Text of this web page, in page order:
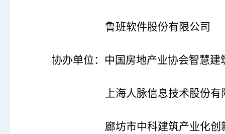
鲁班软件股份有限公司
协办单位：中国房地产业协会智慧建
上海人脉信息技术股份有
廊坊市中科建筑产业化创